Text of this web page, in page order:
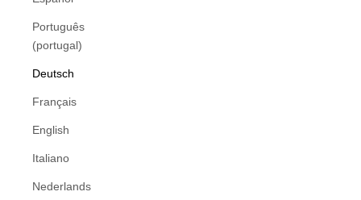
Português
(portugal)
Deutsch
Français
English
Italiano
Nederlands